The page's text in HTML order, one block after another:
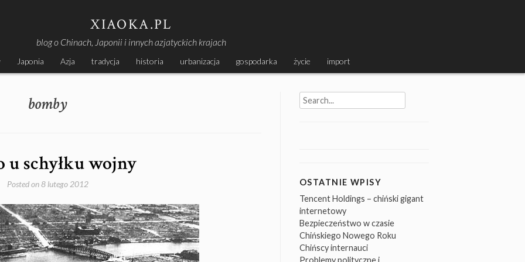
XIAOKA.PL
blog o Chinach, Japonii i innych azjatyckich krajach
Japonia Azja tradycja historia urbanizacja gospodarka życie import
bomby
u schyłku wojny
Posted on8 lutego 2012
Search
for:
OSTATNIE WPISY
Tencent Holdings – chiński gigant
internetowy
Bezpieczeństwo w czasie
Chińskiego Nowego Roku
Chińscy internauci
Problemy polityczne i